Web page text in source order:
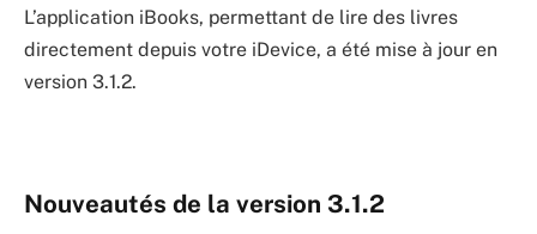
L’application iBooks, permettant de lire des livres
directement depuis votre iDevice, a été mise à jour en
version 3.1.2.
Nouveautés de la version 3.1.2